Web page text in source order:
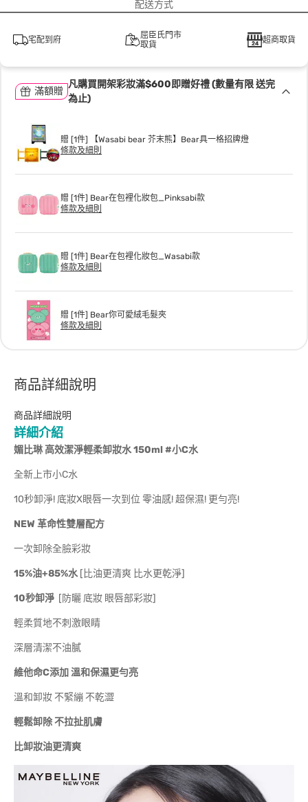
配送方式
宅配到府
屈臣氏門市
取貨
超商取貨
滿額贈
凡購買開架彩妝滿$600即贈好禮 (數量有限 送完
為止)
贈 [1件] 【Wasabi bear 芥末熊】Bear具一格招牌燈
條款及細則
贈 [1件] Bear在包裡化妝包_Pinksabi款
條款及細則
贈 [1件] Bear在包裡化妝包_Wasabi款
條款及細則
贈 [1件] Bear你可愛絨毛髮夾
條款及細則
商品詳細說明
商品詳細說明
詳細介紹
媚比琳 高效潔淨輕柔卸妝水 150ml #小C水
全新上市小C水
10秒卸淨! 底妝X眼唇一次到位 零油感! 超保濕! 更勻亮!
NEW 革命性雙層配方
一次卸除全臉彩妝
15%油+85%水[比油更清爽 比水更乾淨]
10秒卸淨 [防曬 底妝 眼唇部彩妝]
輕柔質地不刺激眼睛
深層清潔不油膩
維他命C添加 溫和保濕更勻亮
溫和卸妝 不緊繃 不乾澀
輕鬆卸除 不拉扯肌膚
比卸妝油更清爽